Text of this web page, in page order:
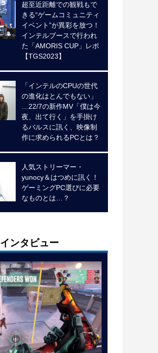
超至近距離での観戦もで
きる“ゲームコミュニティ
イベント”が異彩を放つ！
インテルブースで行われ
た「AMORIS CUP」レポ
【TGS2023】
「インテルのCPUの世代
の進化はとんでもない」
…22/7の新作MV「僕は今
夜、出て行く」を手掛け
るバルスに訊く、映像制
作に求められるPCとは？
人気ストリーマー・
yunocy＆はつめに訊く！
ゲーミングPC選びに必要
なものとは…？
インタビュー